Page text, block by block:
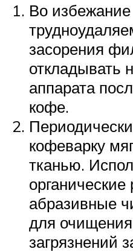
Во
засорения
откладывать
аппарата
кофе.
кофеварку
тканью.
абразивные
для очищения
загрязнений